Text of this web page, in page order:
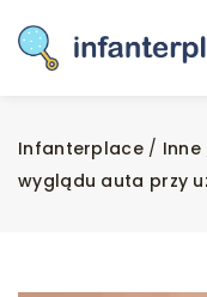
Infanterplace/ Inne
wyglądu auta przy